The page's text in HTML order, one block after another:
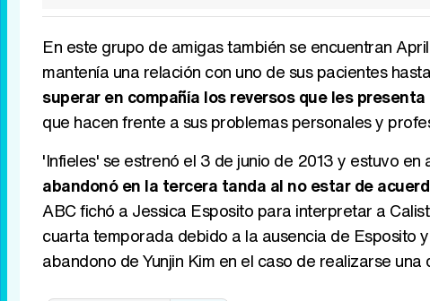
En este grupo de amigas también se encuentran
mantenía una relación con uno de sus pacientes
superar en compañía los reversos que les
que hacen frente a sus problemas personales y
'Infieles' se estrenó el 3 de junio de 2013 y estuvo
abandonó en la tercera tanda al no estar de
ABC fichó a Jessica Esposito para interpretar a
cuarta temporada debido a la ausencia de Esposito
abandono de Yunjin Kim en el caso de realizarse una